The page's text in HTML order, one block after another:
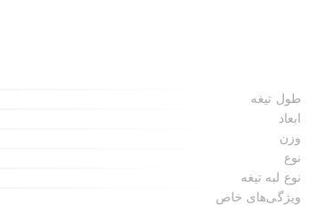
طول تیغه
ابعاد
وزن
نوع
نوع لبه تیغه
ویژگی‌های خاص